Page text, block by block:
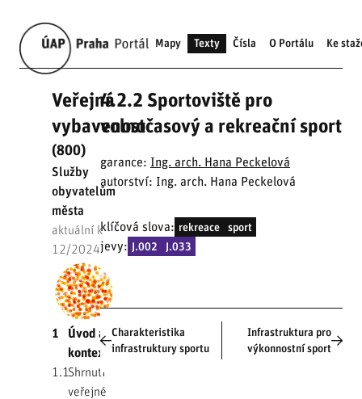
Mapy Texty Čísla O Portálu Ke
Veřejná
vybavenost
(800)
Služby
obyvatelům
města
aktuální k
12/2024
1
Úvod a
kontext
1.1Shrnutí
veřejné
4.2.2 Sportoviště pro
volnočasový a rekreační sport
garance: Ing. arch. Hana Peckelová
autorství: Ing. arch. Hana Peckelová
klíčová slova: rekreace sport
jevy: J.002 J.033
Charakteristika
infrastruktury sportu
Infrastruktura pro
výkonnostní sport